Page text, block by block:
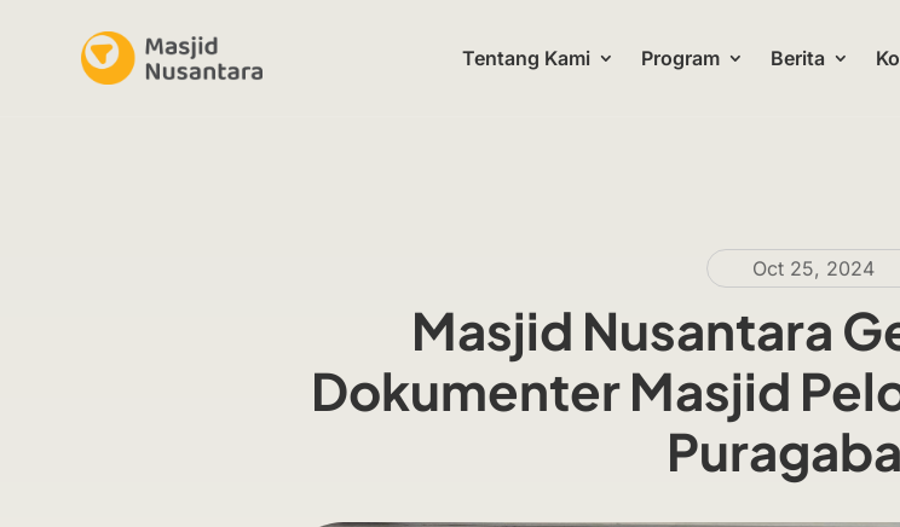
Tentang Kami Program Berita
Oct 25, 2024
Masjid Nusantara
Dokumenter Masjid